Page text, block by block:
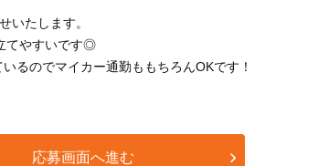
いたします。
てやすいです◎
るのでマイカー通勤ももちろんOKです！
応募画面へ進む